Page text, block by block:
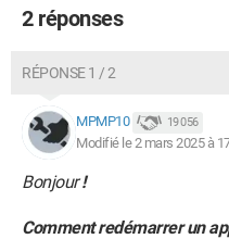
2 réponses
RÉPONSE 1 / 2
MPMP10 19 056
Modifié le 2 mars 2025 à
Bonjour!
Comment redémarrer un